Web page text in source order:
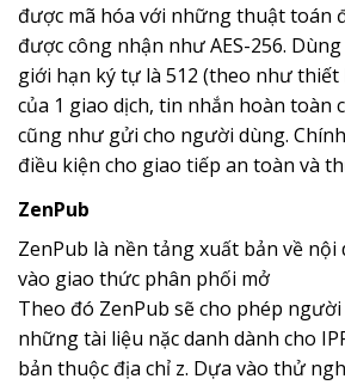
được mã hóa với những thuật toán
được công nhận như AES-256.
giới hạn ký tự là 512 (theo như thiết
của 1 giao dịch, tin nhắn hoàn toàn
cũng như gửi cho người dùng.
điều kiện cho giao tiếp an toàn và
ZenPub
ZenPub là nền tảng xuất bản về
vào giao thức phân phối mở
Theo đó ZenPub sẽ cho phép
những tài liệu nặc danh dành cho
bản thuộc địa chỉ z. Dựa vào thử